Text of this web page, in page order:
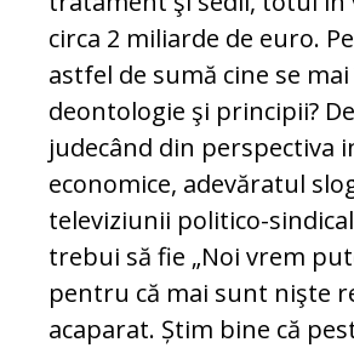
circa 2 miliarde de euro.
astfel de sumă cine se
deontologie şi principii?
judecând din perspectiva
economice, adevăratul
televiziunii politico-
trebui să fie „Noi vrem
pentru că mai sunt nişte
acaparat. Știm bine că